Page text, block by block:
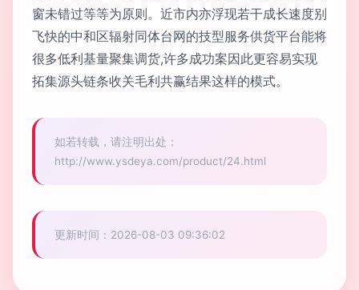
窗未错过等等为原则。近市内亦浮现若干成长速度别
飞快的中和区辐射同体台网的技型服务供货平台能将
很多低利基量聚集调货,许多成功案因此更容易实现
拓集源头链条收关毛利共赢结果这样的模式。
如若转载，请注明出处：
http://www.ysdeya.com/product/24.html
更新时间：2026-08-03 09:36:02